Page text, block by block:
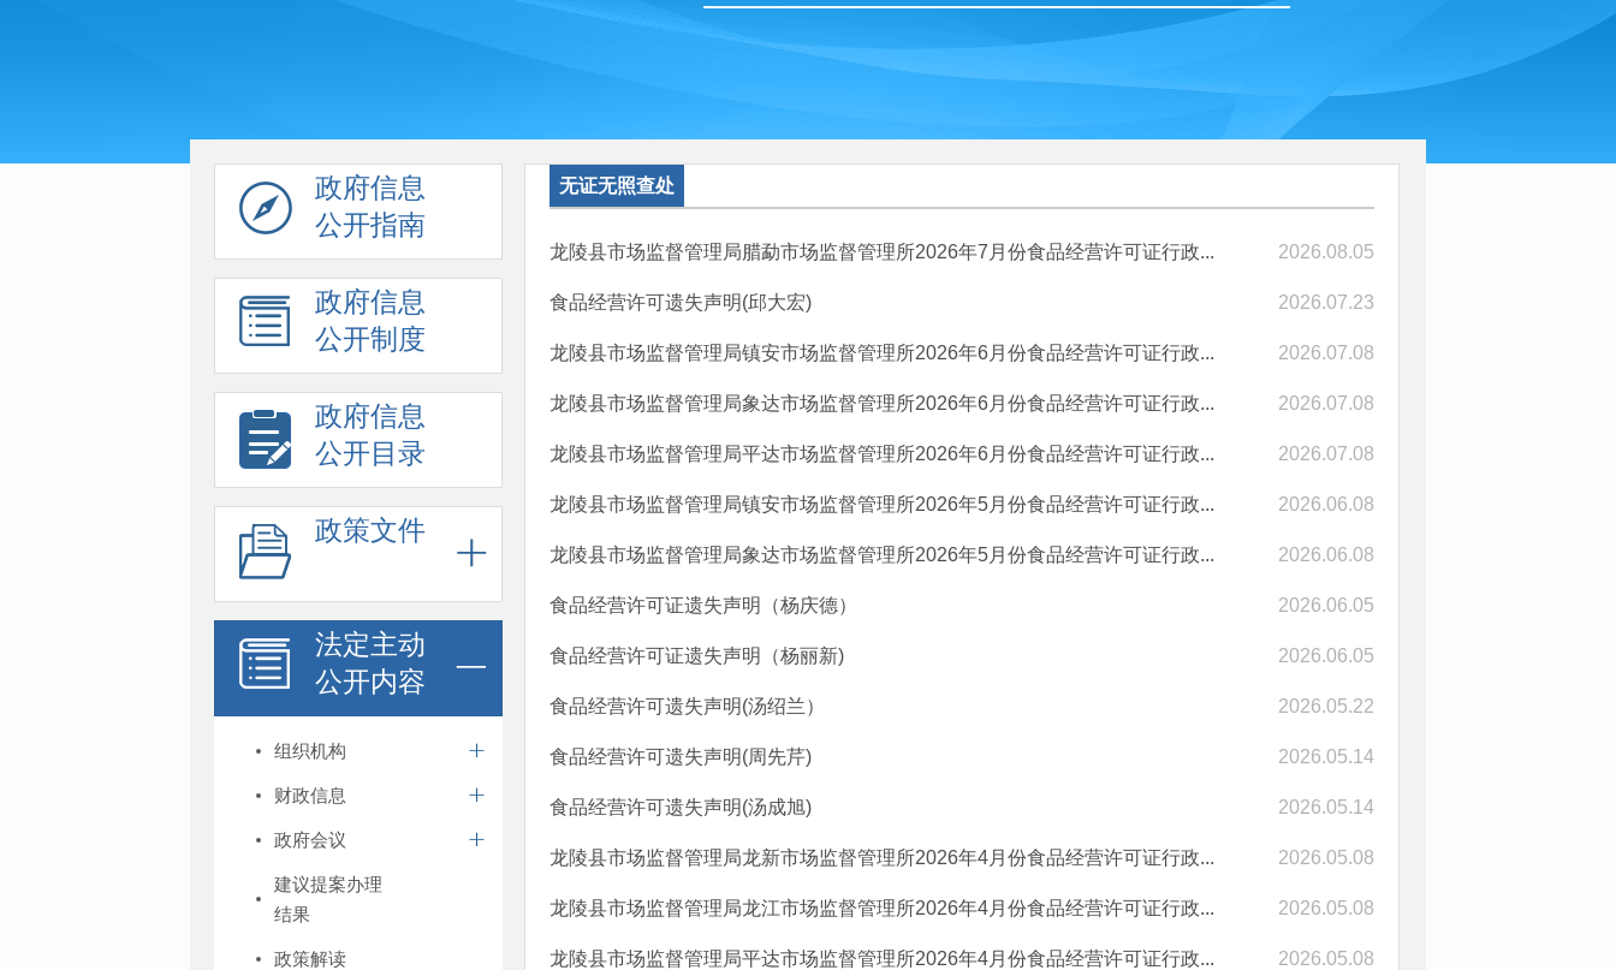
政府信息
公开指南
政府信息
公开制度
政府信息
公开目录
政策文件
法定主动
公开内容
组织机构
财政信息
政府会议
建议提案办理
结果
政策解读
无证无照查处
龙陵县市场监督管理局腊勐市场监督管理所2026年7月份食品经营许可证行政... 2026.08.05
食品经营许可遗失声明(邱大宏) 2026.07.23
龙陵县市场监督管理局镇安市场监督管理所2026年6月份食品经营许可证行政... 2026.07.08
龙陵县市场监督管理局象达市场监督管理所2026年6月份食品经营许可证行政... 2026.07.08
龙陵县市场监督管理局平达市场监督管理所2026年6月份食品经营许可证行政... 2026.07.08
龙陵县市场监督管理局镇安市场监督管理所2026年5月份食品经营许可证行政... 2026.06.08
龙陵县市场监督管理局象达市场监督管理所2026年5月份食品经营许可证行政... 2026.06.08
食品经营许可证遗失声明（杨庆德） 2026.06.05
食品经营许可证遗失声明（杨丽新) 2026.06.05
食品经营许可遗失声明(汤绍兰） 2026.05.22
食品经营许可遗失声明(周先芹) 2026.05.14
食品经营许可遗失声明(汤成旭) 2026.05.14
龙陵县市场监督管理局龙新市场监督管理所2026年4月份食品经营许可证行政... 2026.05.08
龙陵县市场监督管理局龙江市场监督管理所2026年4月份食品经营许可证行政... 2026.05.08
龙陵县市场监督管理局平达市场监督管理所2026年4月份食品经营许可证行政... 2026.05.08